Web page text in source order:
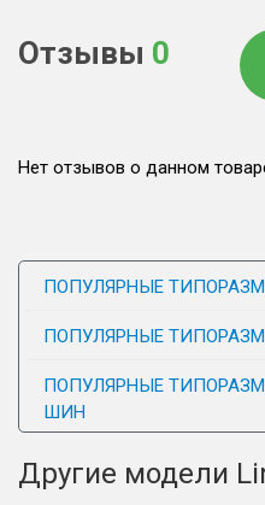
Отзывы 0
Нет отзывов о данном
ПОПУЛЯРНЫЕ
ПОПУЛЯРНЫЕ
ПОПУЛЯРНЫЕ
ШИН
Другие модели